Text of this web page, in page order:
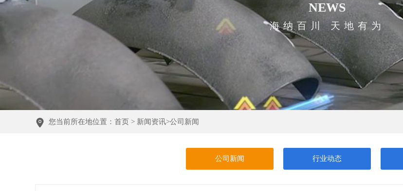
NEWS
海纳百川 天地有为
您当前所在地位置： 首页 > 新闻资讯>公司新闻
公司新闻 行业动态